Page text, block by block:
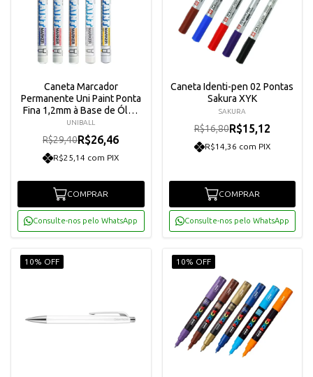
Caneta Marcador
Permanente Uni Paint Ponta
Fina 1,2mm à Base de Óleo
PX-21
UNIBALL
R$29,40R$26,46
R$25,14 com PIX
COMPRAR
Consulte-nos pelo WhatsApp
Caneta Identi-pen 02 Pontas
Sakura XYK
SAKURA
R$16,80R$15,12
R$14,36 com PIX
COMPRAR
Consulte-nos pelo WhatsApp
10% OFF 10% OFF